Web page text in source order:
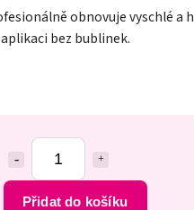
Přidat do košíku
obnovuje vyschlé a
bez bublinek.